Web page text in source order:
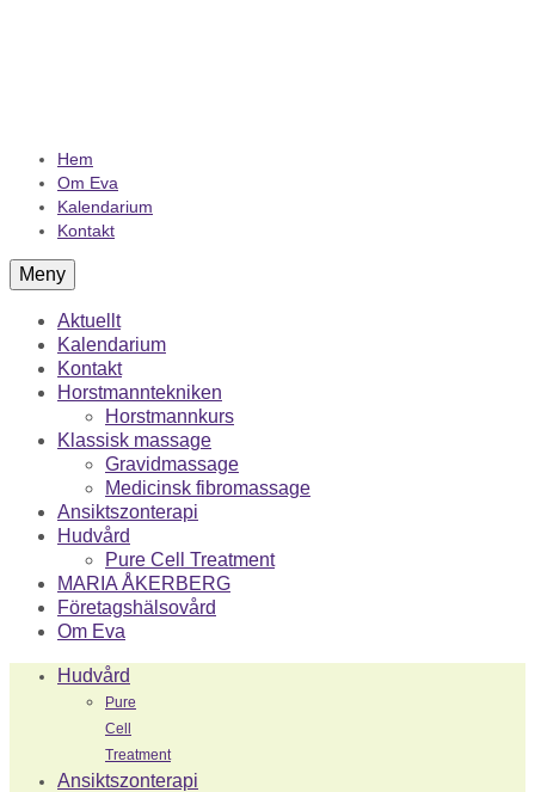
Hem
Om Eva
Kalendarium
Kontakt
Meny
Aktuellt
Kalendarium
Kontakt
Horstmanntekniken
Horstmannkurs
Klassisk massage
Gravidmassage
Medicinsk fibromassage
Ansiktszonterapi
Hudvård
Pure Cell Treatment
MARIA ÅKERBERG
Företagshälsovård
Om Eva
Hudvård
Pure
Cell
Treatment
Ansiktszonterapi